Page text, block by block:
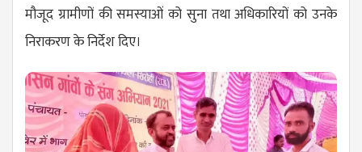
मौजूद ग्रामीणों की समस्याओं को सुना तथा अधिकारियों को उनके
निराकरण के निर्देश दिए।